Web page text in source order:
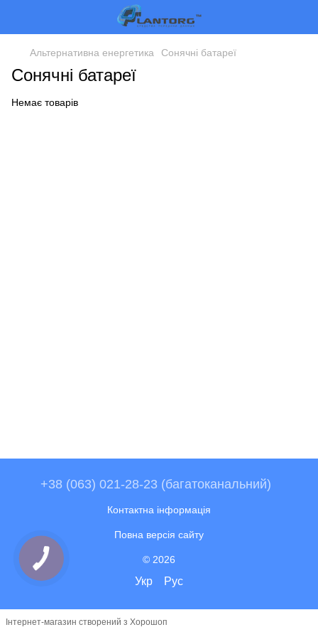
Альтернативна енергетика Сонячні батареї
Сонячні батареї
Немає товарів
+38 (063) 021-28-23 (багатоканальний)
Контактна інформація
Повна версія сайту
© 2026
Укр Рус
Інтернет-магазин створений з Хорошоп